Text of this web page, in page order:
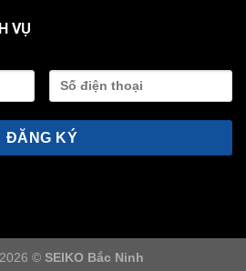
VỤ
© SEIKO Bắc Ninh